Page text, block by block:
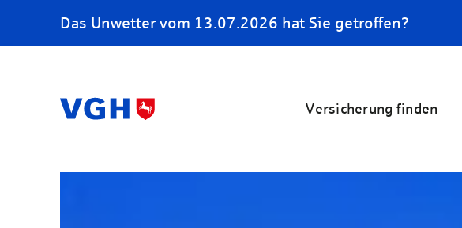
Das Unwetter vom 13.07.2026 hat Sie getroffen?
Versicherung finden